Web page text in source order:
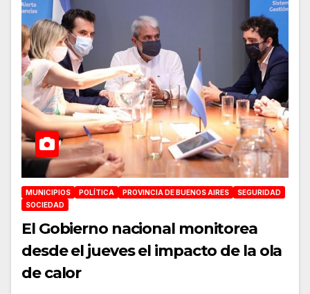
MUNICIPIOS POLÍTICA PROVINCIA DE BUENOS AIRES
SEGURIDAD
SOCIEDAD
El Gobierno nacional monitorea
desde el jueves el impacto de la ola
de calor